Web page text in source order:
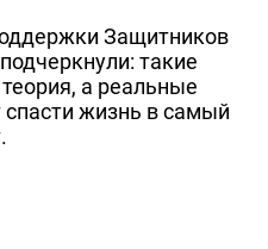
Защитников
такие
а реальные
жизнь в самый